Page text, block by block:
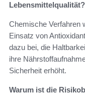
Lebensmittelqualität?
Chemische Verfahren
Einsatz von
dazu bei, die
ihre
Sicherheit erhöht.
Warum ist die